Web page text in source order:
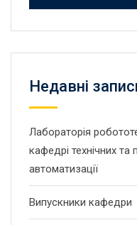
Недавні
Лабораторія
кафедрі технічних та
автоматизації
Випускники кафедри